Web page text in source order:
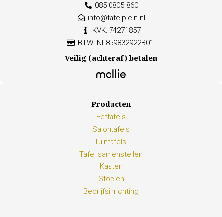
085 0805 860
info@tafelplein.nl
KVK: 74271857
BTW: NL859832922B01
Veilig (achteraf) betalen
Producten
Eettafels
Salontafels
Tuintafels
Tafel samenstellen
Kasten
Stoelen
Bedrijfsinrichting